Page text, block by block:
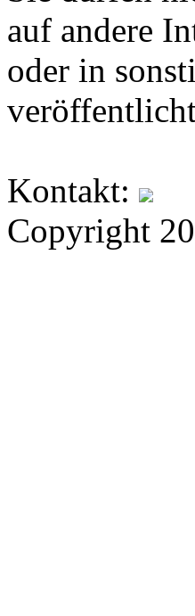
auf andere
oder in
Kontakt:
Copyright